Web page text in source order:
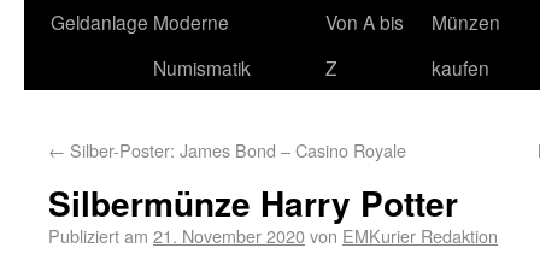
Geldanlage Moderne
Numismatik
Von A bis
Z
Münzen
kaufen
← Silber-Poster: James Bond – Casino Royale
Silbermünze Harry Potter
Publiziert am 21. November 2020von EMKurier Redaktion